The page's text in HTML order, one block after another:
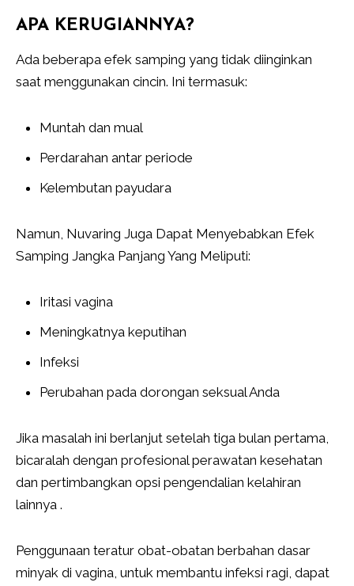
APA KERUGIANNYA?
Ada beberapa efek samping yang tidak diinginkan
saat menggunakan cincin. Ini termasuk:
Muntah dan mual
Perdarahan antar periode
Kelembutan payudara
Namun, Nuvaring Juga Dapat Menyebabkan Efek
Samping Jangka Panjang Yang Meliputi:
Iritasi vagina
Meningkatnya keputihan
Infeksi
Perubahan pada dorongan seksual Anda
Jika masalah ini berlanjut setelah tiga bulan pertama,
bicaralah dengan profesional perawatan kesehatan
dan pertimbangkan opsi pengendalian kelahiran
lainnya .
Penggunaan teratur obat-obatan berbahan dasar
minyak di vagina, untuk membantu infeksi ragi, dapat